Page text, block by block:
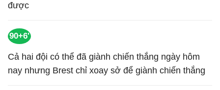
được
90+6'
Cả hai đội có thể đã giành chiến thắng ngày hôm
nay nhưng Brest chỉ xoay sở để giành chiến thắng